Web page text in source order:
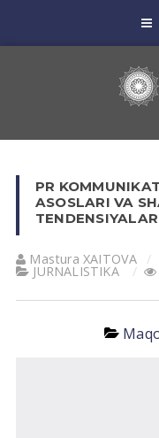
PR
ASOSLARI VA
Mastura XAITOVA
JURNALISTIKA